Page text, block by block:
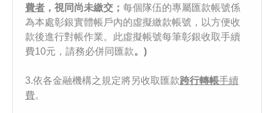
費者 ，視同尚未繳交； 每個隊伍的專屬匯款帳號係
為本處彰銀實體帳戶內的虛擬繳款帳號，以方便收
款後進行對帳作業。此虛擬帳號每筆彰銀收取手續
費10元，請務必併同匯款。)
3.依各金融機構之規定將另收取匯款跨行轉帳手續
費。